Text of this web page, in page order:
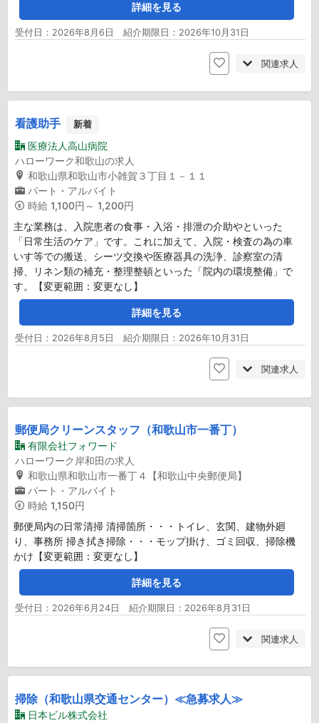
詳細を見る
受付日：2026年8月6日 紹介期限日：2026年10月31日
関連求人
看護助手 新着
医療法人高山病院
ハローワーク和歌山の求人
和歌山県和歌山市小雑賀３丁目１－１１
パート・アルバイト
時給 1,100円～ 1,200円
主な業務は、入院患者の食事・入浴・排泄の介助やといった
「日常生活のケア」です。これに加えて、入院・検査の為の車
いす等での搬送、シーツ交換や医療器具の洗浄、診察室の清
掃、リネン類の補充・整理整頓といった「院内の環境整備」で
す。【変更範囲：変更なし】
詳細を見る
受付日：2026年8月5日 紹介期限日：2026年10月31日
関連求人
郵便局クリーンスタッフ（和歌山市一番丁）
有限会社フォワード
ハローワーク岸和田の求人
和歌山県和歌山市一番丁４【和歌山中央郵便局】
パート・アルバイト
時給 1,150円
郵便局内の日常清掃 清掃箇所・・・トイレ、玄関、建物外廻
り、事務所 掃き拭き掃除・・・モップ掛け、ゴミ回収、掃除機
かけ【変更範囲：変更なし】
詳細を見る
受付日：2026年6月24日 紹介期限日：2026年8月31日
関連求人
掃除（和歌山県交通センター）≪急募求人≫
日本ビル株式会社